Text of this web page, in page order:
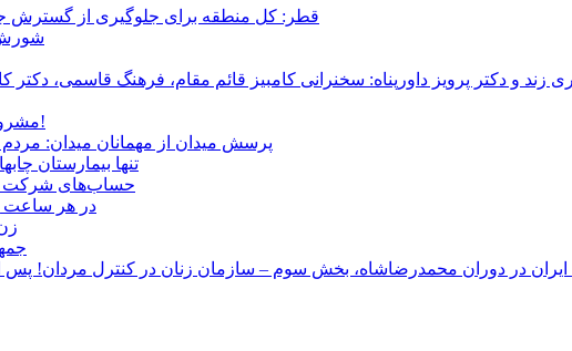
قطر: کل منطقه برای جلوگیری از گسترش
شورش
زند و دکتر پرویز داورپناه: سخنرانی کامبیز قائم مقام، فرهنگ قاسمی،
مشروطۀ ایرانی 120 ساله شد/ فراز و نشیب آری، شکست اما نه!
پرسش میدان از مهمانان میدان: مردم کیست؟ و آیا
تنها بیمارستان
حساب‌های شرکت ملی نفت به‌دلیل
در هر ساعت
جمهوری